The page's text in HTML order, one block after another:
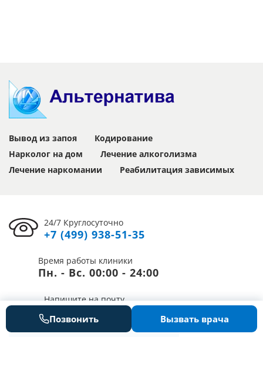
Позвонить Вызвать врача
Вывод из запоя
Кодирование
Нарколог на дом
Лечение алкоголизма
Лечение наркомании
Реабилитация зависимых
24/7 Круглосуточно
+7 (499) 938-51-35
Время работы клиники
Пн. - Вс. 00:00 - 24:00
Напишите на почту
info@clinic-alternativa.ru